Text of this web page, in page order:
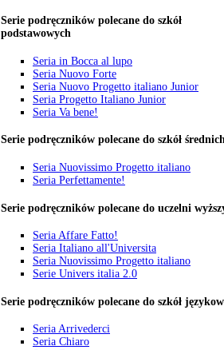
Serie podręczników polecane do szkół
podstawowych
Seria in Bocca al lupo
Seria Nuovo Forte
Seria Nuovo Progetto italiano Junior
Seria Progetto Italiano Junior
Seria Va bene!
Serie podręczników polecane do szkół
Seria Nuovissimo Progetto italiano
Seria Perfettamente!
Serie podręczników polecane do uczelni
Seria Affare Fatto!
Seria Italiano all'Universita
Seria Nuovissimo Progetto italiano
Serie Univers italia 2.0
Serie podręczników polecane do szkół
Seria Arrivederci
Seria Chiaro